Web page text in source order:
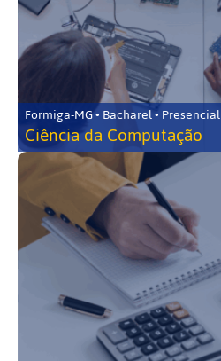
Formiga-MG • Bacharel • Presencial
Ciência da Computação